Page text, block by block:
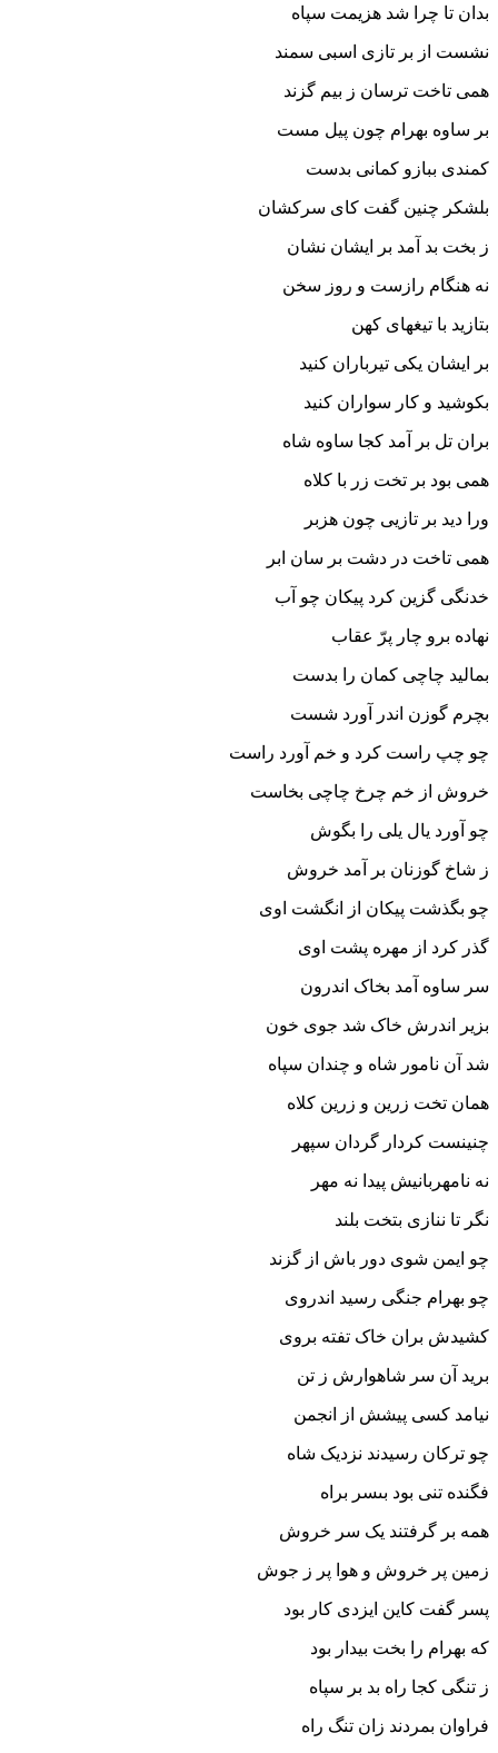
بدان تا چرا شد هزیمت سپاه‏
نشست از بر تازى اسبى سمند
همى تاخت ترسان ز بیم گزند
بر ساوه بهرام چون پیل مست
کمندى ببازو کمانى بدست‏
بلشکر چنین گفت کاى سرکشان
ز بخت بد آمد بر ایشان نشان‏
نه هنگام رازست و روز سخن
بتازید با تیغهاى کهن‏
بر ایشان یکى تیرباران کنید
بکوشید و کار سواران کنید
بران تل بر آمد کجا ساوه شاه
همى بود بر تخت زر با کلاه‏
ورا دید بر تازیى چون هزبر
همى تاخت در دشت بر سان ابر
خدنگى گزین کرد پیکان چو آب
نهاده برو چار پرّ عقاب‏
بمالید چاچى کمان را بدست
بچرم گوزن اندر آورد شست‏
چو چپ راست کرد و خم آورد راست
خروش از خم چرخ چاچى بخاست‏
چو آورد یال یلى را بگوش
ز شاخ گوزنان بر آمد خروش‏
چو بگذشت پیکان از انگشت اوى
گذر کرد از مهره پشت اوى‏
سر ساوه آمد بخاک اندرون
بزیر اندرش خاک شد جوى خون‏
شد آن نامور شاه و چندان سپاه
همان تخت زرین و زرین کلاه‏
چنینست کردار گردان سپهر
نه نامهربانیش پیدا نه مهر
نگر تا ننازى بتخت بلند
چو ایمن شوى دور باش از گزند
چو بهرام جنگى رسید اندروى
کشیدش بران خاک تفته بروى‏
برید آن سر شاهوارش ز تن
نیامد کسى پیشش از انجمن‏
چو ترکان رسیدند نزدیک شاه
فگنده تنى بود بى‏سر براه‏
همه بر گرفتند یک سر خروش
زمین پر خروش و هوا پر ز جوش‏
پسر گفت کاین ایزدى کار بود
که بهرام را بخت بیدار بود
ز تنگى کجا راه بد بر سپاه
فراوان بمردند زان تنگ راه‏